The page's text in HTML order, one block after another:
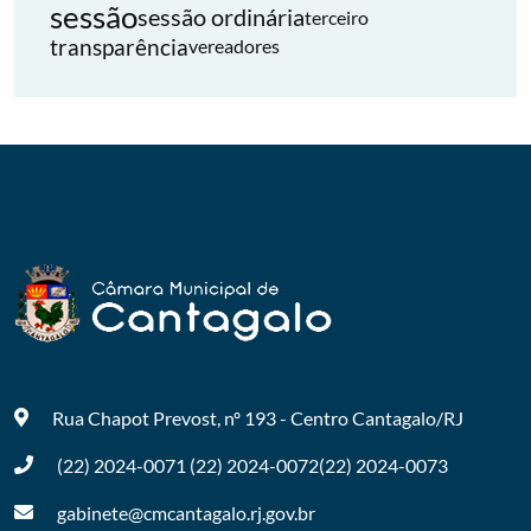
sessãosessão ordináriaterceiro
transparênciavereadores
Rua Chapot Prevost, nº 193 - CentroCantagalo/RJ
(22) 2024-0071 (22) 2024-0072(22) 2024-0073
gabinete@cmcantagalo.rj.gov.br